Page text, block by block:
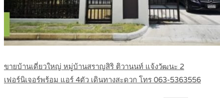
ขายบ้านเดี่ยวใหญ่ หมู่บ้านสราญสิริ ติวานนท์ แจ้งวัฒนะ 2
เฟอร์นิเจอร์พร้อม แอร์ 4ตัว เดินทางสะดวก โทร 063-5363556